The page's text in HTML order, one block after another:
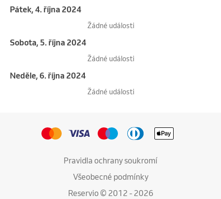
pátek, 4. října 2024
Žádné události
sobota, 5. října 2024
Žádné události
neděle, 6. října 2024
Žádné události
Pravidla ochrany soukromí
Všeobecné podmínky
Reservio © 2012 - 2026